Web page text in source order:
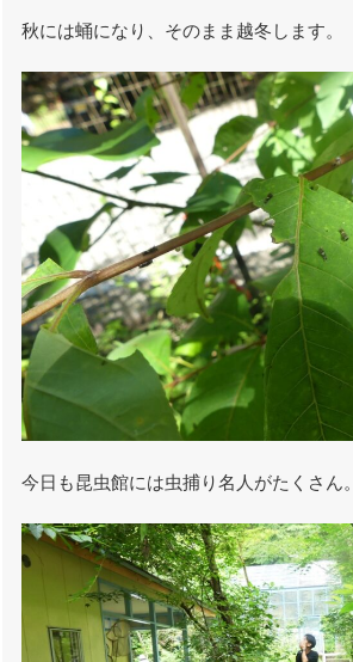
秋には蛹になり、そのまま越冬します。
今日も昆虫館には虫捕り名人がたくさん。